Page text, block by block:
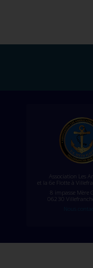
Association Les
et la 6e Flotte à
8 impasse Mère
06230